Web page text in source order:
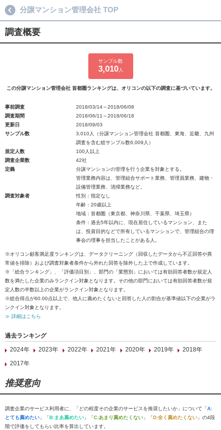
分譲マンション管理会社 TOP
調査概要
サンプル数
3,010人
この分譲マンション管理会社 首都圏ランキングは、オリコンの以下の調査に基づいています。
事前調査
2018/03/14～2018/06/08
調査期間
2018/06/11～2018/06/18
更新日
2018/09/03
サンプル数
3,010人（分譲マンション管理会社 首都圏、東海、近畿、九州
調査を含む総サンプル数6,009人）
規定人数
100人以上
調査企業数
42社
定義
分譲マンションの管理を行う企業を対象とする。
管理業務内容は、管理組合サポート業務、管理員業務、建物・
設備管理業務、清掃業務など。
調査対象者
性別：指定なし
年齢：20歳以上
地域：首都圏（東京都、神奈川県、千葉県、埼玉県）
条件：過去5年以内に、現在居住しているマンション、また
は、投資目的などで所有しているマンションで、管理組合の理
事会の理事を担当したことがある人。
※オリコン顧客満足度ランキングは、データクリーニング（回収したデータから不正回答や異
常値を排除）および調査対象者条件から外れた回答を除外した上で作成しています。
※「総合ランキング」、「評価項目別」、部門の「業態別」においては有効回答者数が規定人
数を満たした企業のみランクイン対象となります。その他の部門においては有効回答者数が規
定人数の半数以上の企業がランクイン対象となります。
※総合得点が60.00点以上で、他人に薦めたくないと回答した人の割合が基準値以下の企業がラ
ンクイン対象となります。
≫ 詳細はこちら
過去ランキング
2024年
2023年 2022年 2021年 2020年 2019年
2018年
2017年
推奨意向
調査企業のサービス利用者に、「どの程度その企業のサービスを推奨したいか」について「A:
とても薦めたい 」「B:まあ薦めたい 」「C:あまり薦めたくない 」「D:全く薦めたくない 」の4段
階で評価をしてもらい比率を算出しています。